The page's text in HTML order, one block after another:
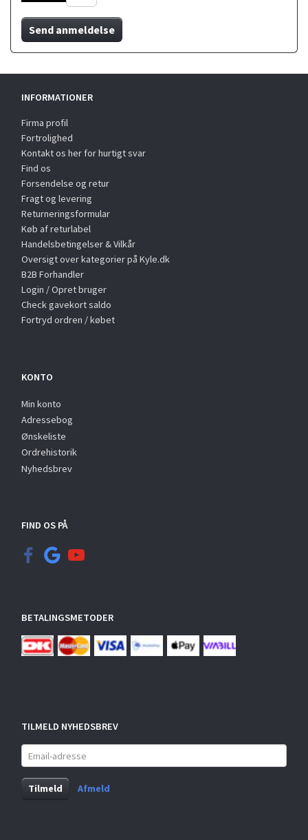
Send anmeldelse
INFORMATIONER
Firma profil
Fortrolighed
Kontakt os her for hurtigt svar
Find os
Forsendelse og retur
Fragt og levering
Returneringsformular
Køb af returlabel
Handelsbetingelser & Vilkår
Oversigt over kategorier på Kyle.dk
B2B Forhandler
Login / Opret bruger
Check gavekort saldo
Fortryd ordren / købet
KONTO
Min konto
Adressebog
Ønskeliste
Ordrehistorik
Nyhedsbrev
FIND OS PÅ
BETALINGSMETODER
TILMELD NYHEDSBREV
Email-
adresse
Tilmeld
Afmeld